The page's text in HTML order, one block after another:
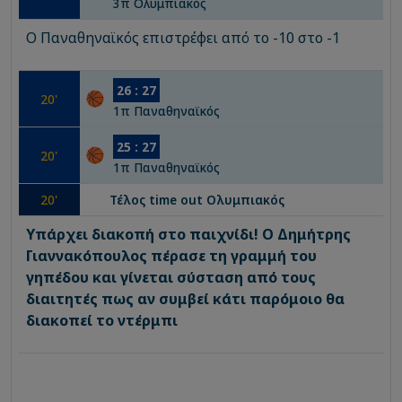
Ο Παναθηναϊκός επιστρέφει από το -10 στο -1
20' 26 : 27
1 π Παναθηναϊκός
20' 25 : 27
1 π Παναθηναϊκός
20' Τέλος time out Ολυμπιακός
Υπάρχει διακοπή στο παιχνίδι! Ο Δημήτρης
Γιαννακόπουλος πέρασε τη γραμμή του
γηπέδου και γίνεται σύσταση από τους
διαιτητές πως αν συμβεί κάτι παρόμοιο θα
διακοπεί το ντέρμπι